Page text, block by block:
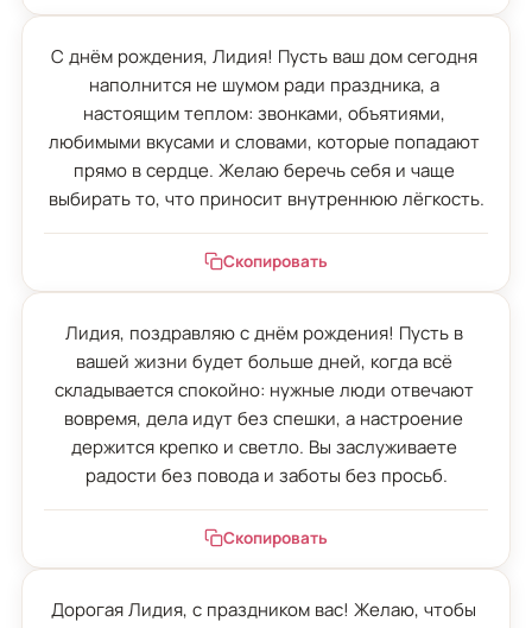
С днём рождения, Лидия! Пусть ваш дом сегодня
наполнится не шумом ради праздника, а
настоящим теплом: звонками, объятиями,
любимыми вкусами и словами, которые попадают
прямо в сердце. Желаю беречь себя и чаще
выбирать то, что приносит внутреннюю лёгкость.
Скопировать
Лидия, поздравляю с днём рождения! Пусть в
вашей жизни будет больше дней, когда всё
складывается спокойно: нужные люди отвечают
вовремя, дела идут без спешки, а настроение
держится крепко и светло. Вы заслуживаете
радости без повода и заботы без просьб.
Скопировать
Дорогая Лидия, с праздником вас! Желаю, чтобы